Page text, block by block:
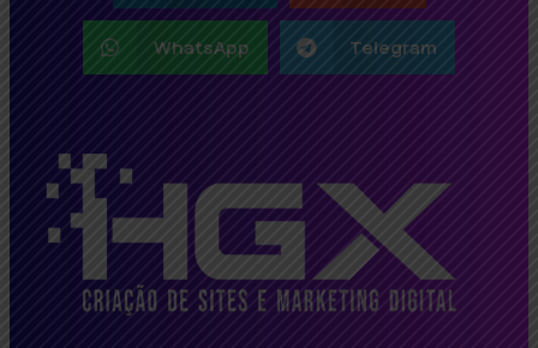
WhatsApp Telegram